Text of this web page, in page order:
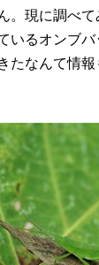
。現に調べ
いるオンブ
たなんて情報